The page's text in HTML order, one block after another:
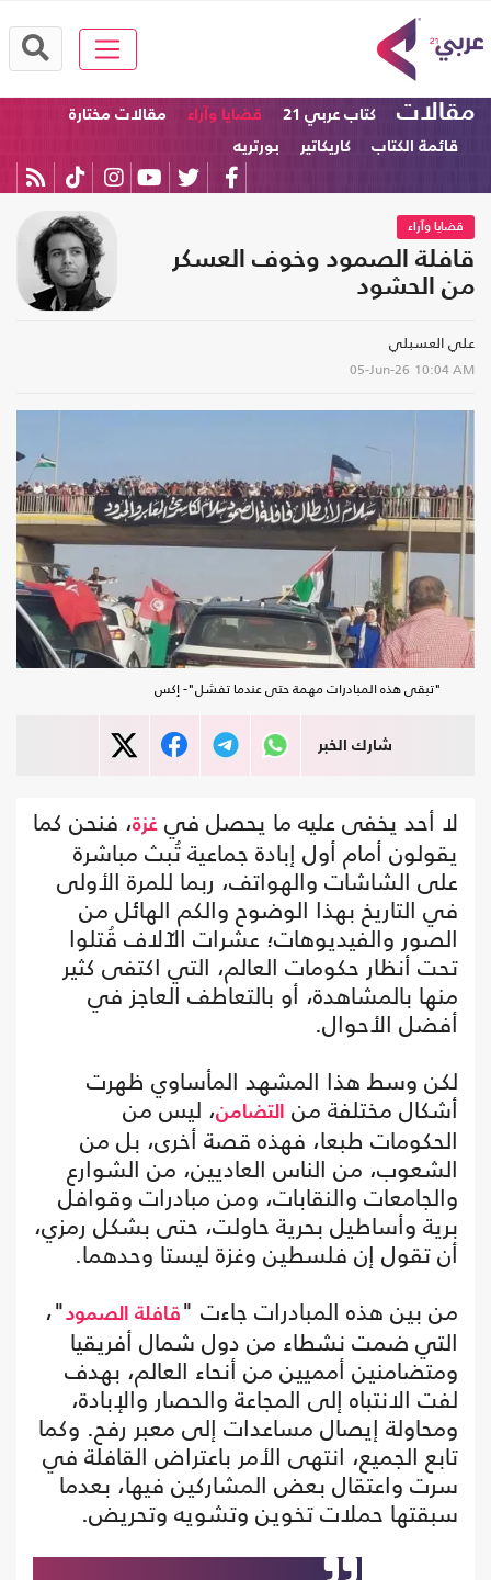
مقالات كتاب عربي 21 قضايا وآراء
مقالات مختارة
قائمة الكتاب
كاريكاتير بورتريه
قضايا وآراء
قافلة الصمود وخوف العسكر
من الحشود
علي العسبلي
05-Jun-26 10:04 AM
"تبقى هذه المبادرات مهمة حتى عندما تفشل"- إكس
شارك الخبر
لا أحد يخفى عليه ما يحصل في غزة، فنحن كما
يقولون أمام أول إبادة جماعية تُبث مباشرة
على الشاشات والهواتف، ربما للمرة الأولى
في التاريخ بهذا الوضوح والكم الهائل من
الصور والفيديوهات؛ عشرات الآلاف قُتلوا
تحت أنظار حكومات العالم، التي اكتفى كثير
منها بالمشاهدة، أو بالتعاطف العاجز في
أفضل الأحوال.
لكن وسط هذا المشهد المأساوي ظهرت
أشكال مختلفة من التضامن، ليس من
الحكومات طبعا، فهذه قصة أخرى، بل من
الشعوب، من الناس العاديين، من الشوارع
والجامعات والنقابات، ومن مبادرات وقوافل
برية وأساطيل بحرية حاولت، حتى بشكل رمزي،
أن تقول إن فلسطين وغزة ليستا وحدهما.
من بين هذه المبادرات جاءت " قافلة الصمود"،
التي ضمت نشطاء من دول شمال أفريقيا
ومتضامنين أمميين من أنحاء العالم، بهدف
لفت الانتباه إلى المجاعة والحصار والإبادة،
ومحاولة إيصال مساعدات إلى معبر رفح. وكما
تابع الجميع، انتهى الأمر باعتراض القافلة في
سرت واعتقال بعض المشاركين فيها، بعدما
سبقتها حملات تخوين وتشويه وتحريض.